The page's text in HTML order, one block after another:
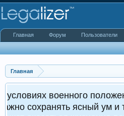
Главная
положения в Украине
ясный ум и трезвость. Это
Главная Форум Пользователи